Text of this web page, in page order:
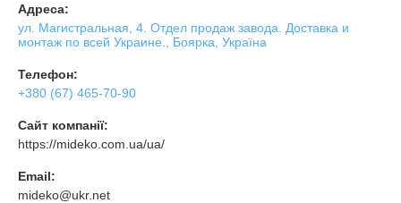
Адреса:
ул. Магистральная, 4. Отдел продаж завода. Доставка и
монтаж по всей Украине., Боярка, Україна
Телефон:
+380 (67) 465-70-90
Сайт компанії:
https://mideko.com.ua/ua/
Email:
mideko@ukr.net